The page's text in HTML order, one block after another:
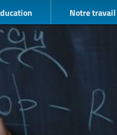
Notre travail